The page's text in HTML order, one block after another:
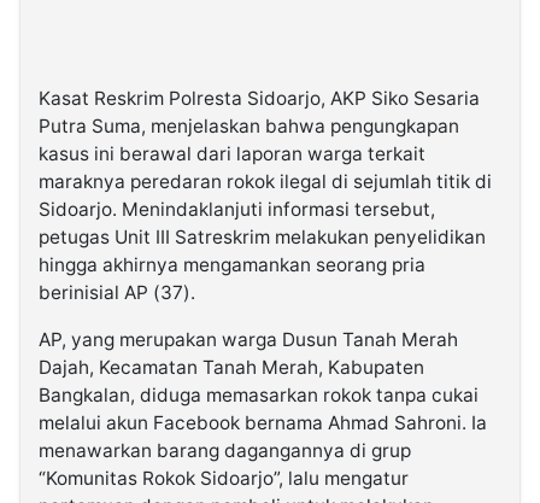
Kasat Reskrim Polresta Sidoarjo, AKP Siko Sesaria
Putra Suma, menjelaskan bahwa pengungkapan
kasus ini berawal dari laporan warga terkait
maraknya peredaran rokok ilegal di sejumlah titik di
Sidoarjo. Menindaklanjuti informasi tersebut,
petugas Unit III Satreskrim melakukan penyelidikan
hingga akhirnya mengamankan seorang pria
berinisial AP (37).
AP, yang merupakan warga Dusun Tanah Merah
Dajah, Kecamatan Tanah Merah, Kabupaten
Bangkalan, diduga memasarkan rokok tanpa cukai
melalui akun Facebook bernama Ahmad Sahroni. Ia
menawarkan barang dagangannya di grup
“Komunitas Rokok Sidoarjo”, lalu mengatur